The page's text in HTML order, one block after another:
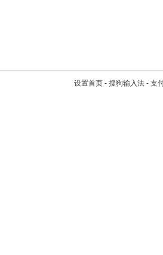
设置首页 - 搜狗输入法 - 支